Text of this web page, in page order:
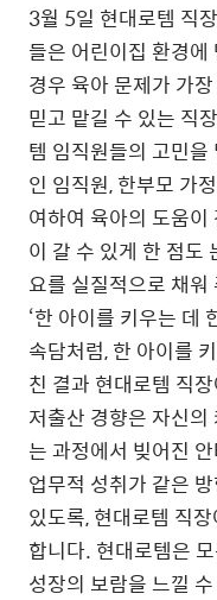
3월 5일 현대로템 직
들은 어린이집 환경
경우 육아 문제가 가
믿고 맡길 수 있는 직
템 임직원들의 고민
인 임직원, 한부모 가
여하여 육아의 도움
이 갈 수 있게 한 점도
요를 실질적으로 채
‘한 아이를 키우는 데
속담처럼, 한 아이를
친 결과 현대로템 직
저출산 경향은 자신
는 과정에서 빚어진
업무적 성취가 같은
있도록, 현대로템 직
합니다. 현대로템은
성장의 보람을 느낄